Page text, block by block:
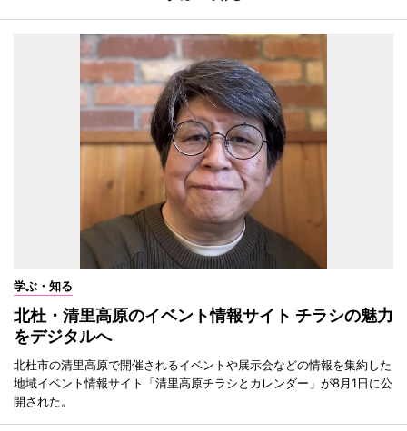
学ぶ・知る
北杜・清里高原のイベント情報サイト チラシの魅力
をデジタルへ
北杜市の清里高原で開催されるイベントや展示会などの情報を集約した
地域イベント情報サイト「清里高原チラシとカレンダー」が8月1日に公
開された。